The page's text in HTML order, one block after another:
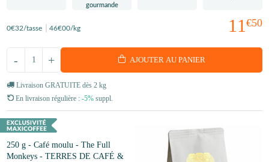
11 €50
0€32/tasse 46€00/kg
+
- AJOUTER AU PANIER
Livraison GRATUITE dès 2 kg
En livraison régulière : -5% suppl.
250 g - Café moulu - The Full
Monkeys - TERRES DE CAFÉ &